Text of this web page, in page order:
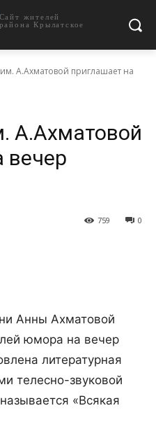
Сайт жителей
района Крылатское
А.Ахматовой приглашает на
А.Ахматовой
вечер
0
759
Анны Ахматовой
юмора на вечер
литературная
телесно-звуковой
«Всякая